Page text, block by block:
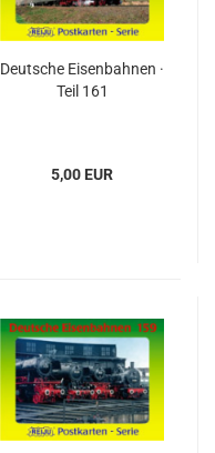
Deutsche Eisenbahnen ·
Teil 161
5,00 EUR